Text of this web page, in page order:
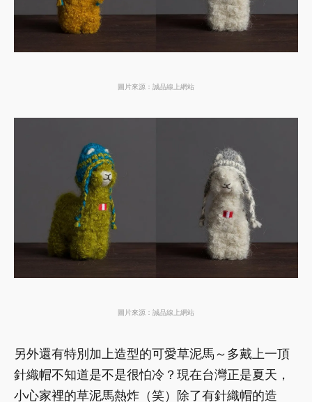
圖片來源：誠品線上網站
圖片來源：誠品線上網站
另外還有特別加上造型的可愛草泥馬～多戴上一頂
針織帽不知道是不是很怕冷？現在台灣正是夏天，
小心家裡的草泥馬熱炸（笑）除了有針織帽的造